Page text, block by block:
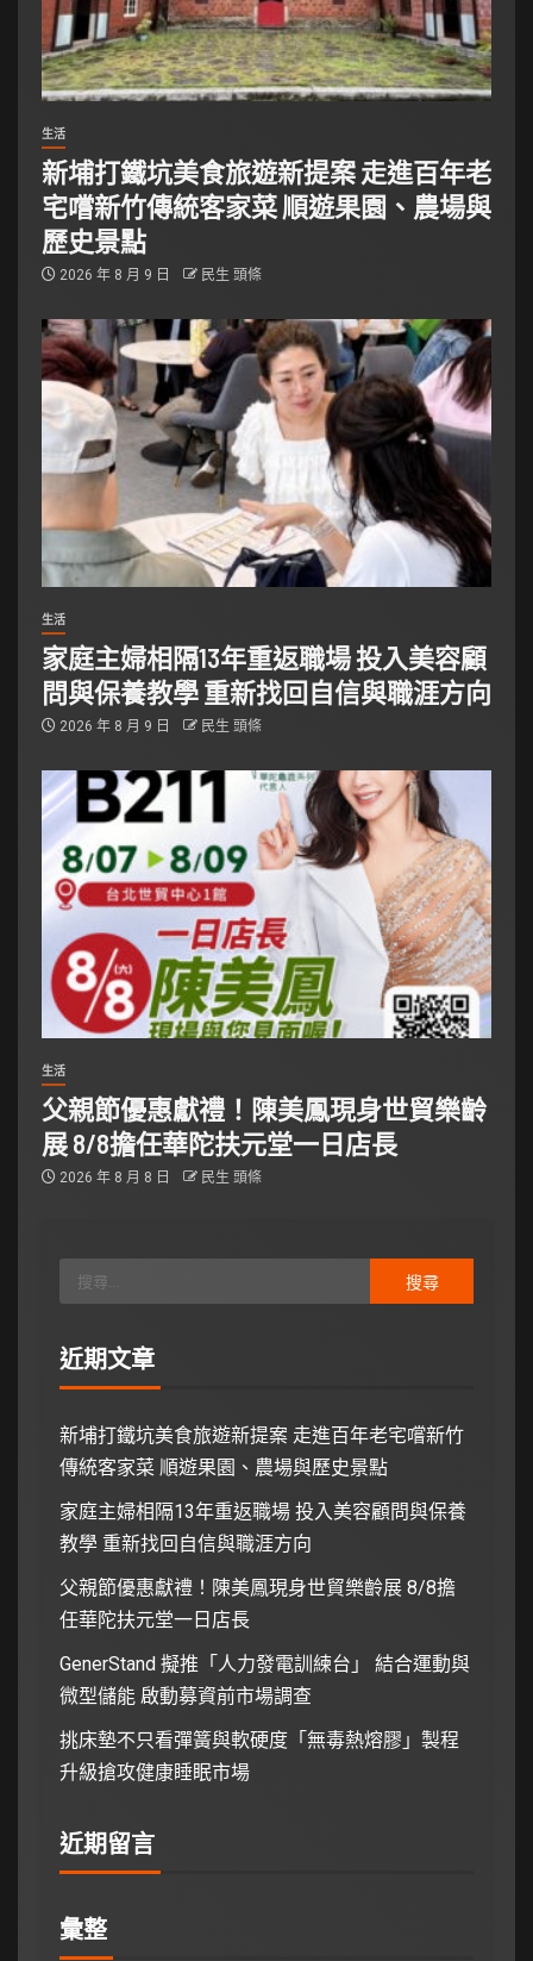
生活
新埔打鐵坑美食旅遊新提案 走進百年老
宅嚐新竹傳統客家菜 順遊果園、農場與
歷史景點
2026 年 8 月 9 日 民生 頭條
生活
家庭主婦相隔13年重返職場 投入美容顧
問與保養教學 重新找回自信與職涯方向
2026 年 8 月 9 日 民生 頭條
生活
父親節優惠獻禮！陳美鳳現身世貿樂齡
展 8/8擔任華陀扶元堂一日店長
2026 年 8 月 8 日 民生 頭條
近期文章
新埔打鐵坑美食旅遊新提案 走進百年老宅嚐新竹
傳統客家菜 順遊果園、農場與歷史景點
家庭主婦相隔13年重返職場 投入美容顧問與保養
教學 重新找回自信與職涯方向
父親節優惠獻禮！陳美鳳現身世貿樂齡展 8/8擔
任華陀扶元堂一日店長
GenerStand 擬推「人力發電訓練台」 結合運動與
微型儲能 啟動募資前市場調查
挑床墊不只看彈簧與軟硬度「無毒熱熔膠」製程
升級搶攻健康睡眠市場
近期留言
彙整